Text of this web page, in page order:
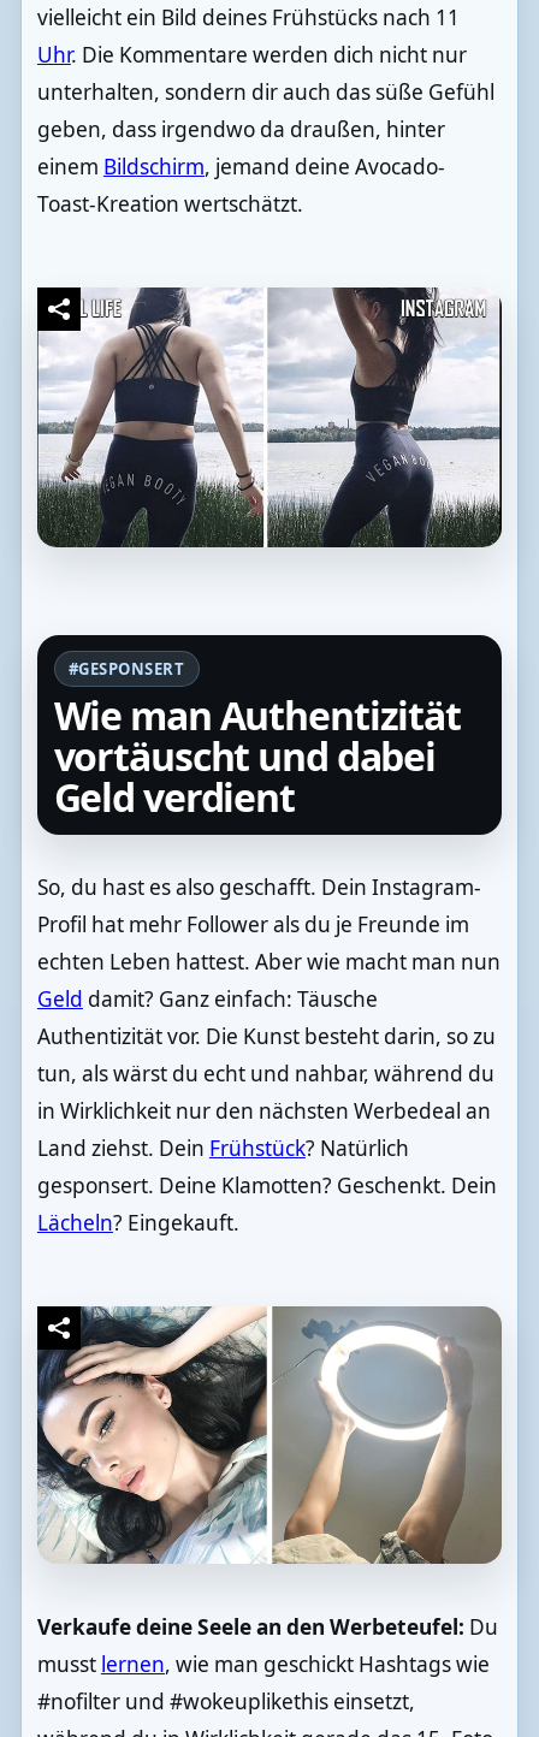
vielleicht ein Bild deines Frühstücks nach 11
Uhr. Die Kommentare werden dich nicht nur
unterhalten, sondern dir auch das süße Gefühl
geben, dass irgendwo da draußen, hinter
einem Bildschirm, jemand deine Avocado-
Toast-Kreation wertschätzt.
#GESPONSERT
Wie man Authentizität
vortäuscht und dabei
Geld verdient
So, du hast es also geschafft. Dein Instagram-
Profil hat mehr Follower als du je Freunde im
echten Leben hattest. Aber wie macht man nun
Geld damit? Ganz einfach: Täusche
Authentizität vor. Die Kunst besteht darin, so zu
tun, als wärst du echt und nahbar, während du
in Wirklichkeit nur den nächsten Werbedeal an
Land ziehst. Dein Frühstück? Natürlich
gesponsert. Deine Klamotten? Geschenkt. Dein
Lächeln? Eingekauft.
Verkaufe deine Seele an den Werbeteufel: Du
musst lernen, wie man geschickt Hashtags wie
#nofilter und #wokeuplikethis einsetzt,